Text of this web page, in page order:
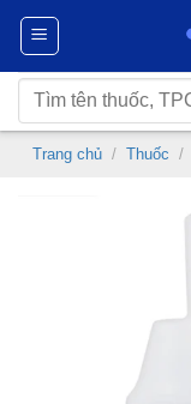
Chuyển
nội
dung
Tìm
kiếm:
Trang chủ / Thuốc /